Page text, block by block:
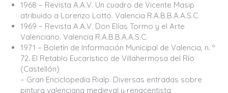
1968 – Revista A.A.V. Un cuadro de Vicente Masip
atribuido a Lorenzo Lotto. Valencia R.A.B.B.A.A.S.C.
1969 – Revista A.A.V. Don Elías Tormo y el Arte
Valenciano. Valencia R.A.B.B.A.A.S.C.
1971 – Boletín de Información Municipal de Valencia, n. º
72. El Retablo Eucarístico de Villahermosa del Río
(Castellón)
– Gran Enciclopedia Rialp. Diversas entradas sobre
pintura valenciana medieval y renacentista